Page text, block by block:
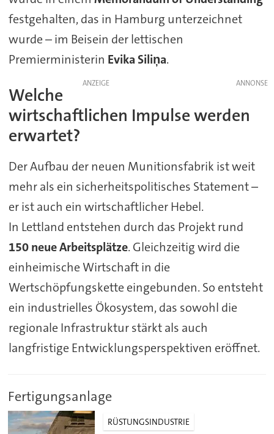
festgehalten, das in Hamburg unterzeichnet
wurde – im Beisein der lettischen
Premierministerin Evika Siliņa.
ANZEIGE
Welche
wirtschaftlichen Impulse werden
erwartet?
Der Aufbau der neuen Munitionsfabrik ist weit
mehr als ein sicherheitspolitisches Statement –
er ist auch ein wirtschaftlicher Hebel.
In Lettland entstehen durch das Projekt rund
150 neue Arbeitsplätze. Gleichzeitig wird die
einheimische Wirtschaft in die
Wertschöpfungskette eingebunden. So entsteht
ein industrielles Ökosystem, das sowohl die
regionale Infrastruktur stärkt als auch
langfristige Entwicklungsperspektiven eröffnet.
Fertigungsanlage
RÜSTUNGSINDUSTRIE